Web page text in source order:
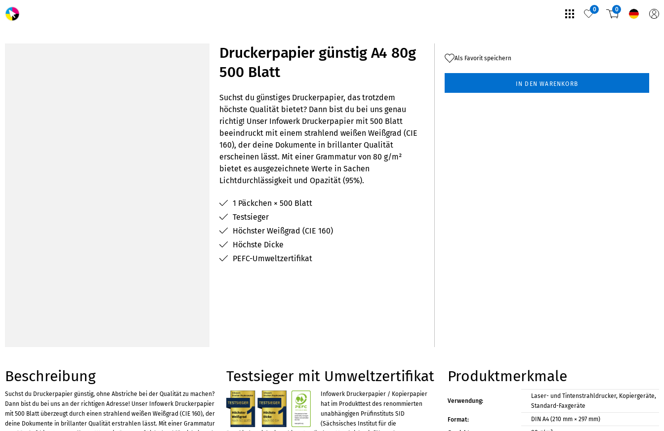
0 0
Druckerpapier günstig A4 80g
500 Blatt
Suchst du günstiges Druckerpapier, das trotzdem
höchste Qualität bietet? Dann bist du bei uns genau
richtig! Unser Infowerk Druckerpapier mit 500 Blatt
beeindruckt mit einem strahlend weißen Weißgrad (CIE
160), der deine Dokumente in brillanter Qualität
erscheinen lässt. Mit einer Grammatur von 80 g/m²
bietet es ausgezeichnete Werte in Sachen
Lichtdurchlässigkeit und Opazität (95%).
1 Päckchen × 500 Blatt
Testsieger
Höchster Weißgrad (CIE 160)
Höchste Dicke
PEFC-Umweltzertifikat
Als Favorit speichern
IN DEN WARENKORB
Beschreibung
Suchst du Druckerpapier günstig, ohne Abstriche bei der Qualität zu machen?
Dann bist du bei uns an der richtigen Adresse! Unser Infowerk Druckerpapier
mit 500 Blatt überzeugt durch einen strahlend weißen Weißgrad (CIE 160), der
deine Dokumente in brillanter Qualität erstrahlen lässt. Mit einer Grammatur
Testsieger mit Umweltzertifikat
Infowerk Druckerpapier / Kopierpapier
hat im Produkttest des renommierten
unabhängigen Prüfinstituts SID
(Sächsisches Institut für die
Produktmerkmale
Verwendung:
Laser- und Tintenstrahldrucker, Kopiergeräte,
Standard-Faxgeräte
Format:
DIN A4 (210 mm × 297 mm)